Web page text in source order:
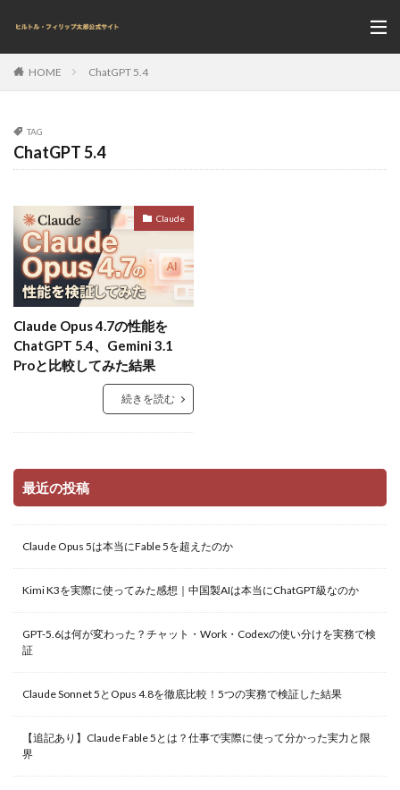
HOME ChatGPT 5.4
TAG
ChatGPT 5.4
Claude
Claude Opus 4.7の性能を
ChatGPT 5.4、Gemini 3.1
Proと比較してみた結果
続きを読む
最近の投稿
Claude Opus 5は本当にFable 5を超えたのか
Kimi K3を実際に使ってみた感想｜中国製AIは本当にChatGPT級なのか
GPT-5.6は何が変わった？チャット・Work・Codexの使い分けを実務で検
証
Claude Sonnet 5とOpus 4.8を徹底比較！5つの実務で検証した結果
【追記あり】Claude Fable 5とは？仕事で実際に使って分かった実力と限
界